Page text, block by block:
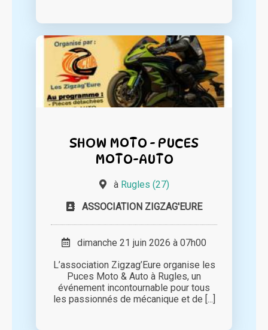
SHOW MOTO - PUCES
MOTO-AUTO
à Rugles (27)
ASSOCIATION ZIGZAG'EURE
dimanche 21 juin 2026 à 07h00
L’association Zigzag’Eure organise les
Puces Moto & Auto à Rugles, un
événement incontournable pour tous
les passionnés de mécanique et de [...]